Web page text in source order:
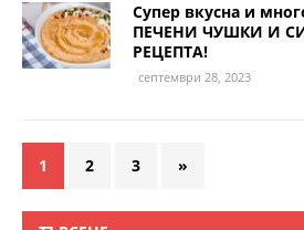
Супер вкусна и
ПЕЧЕНИ ЧУШКИ И
РЕЦЕПТА!
септември 28, 2023
1 2 3 »